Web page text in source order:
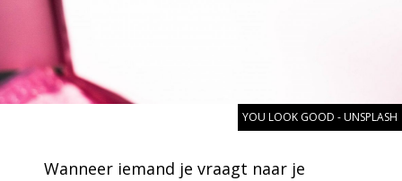
YOU LOOK GOOD - UNSPLASH
Wanneer iemand je vraagt naar je